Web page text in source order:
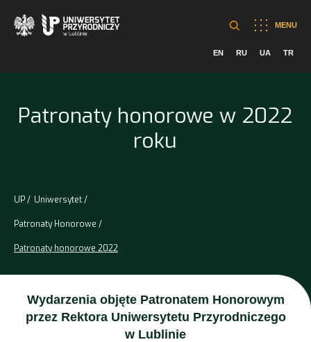
MENU
EN RU UA TR
Patronaty honorowe w 2022
roku
UP Uniwersytet
Patronaty Honorowe
Patronaty honorowe 2022
Wydarzenia objęte Patronatem Honorowym
przez Rektora Uniwersytetu Przyrodniczego
w Lublinie